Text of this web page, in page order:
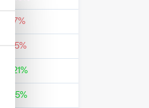
-1.77%
-1.85%
24.21%
33.15%